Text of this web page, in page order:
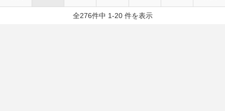
全276件中 1-20 件を表示